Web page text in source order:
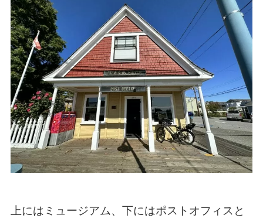
上にはミュージアム、下にはポストオフィスと